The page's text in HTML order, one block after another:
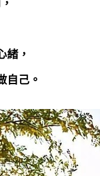
緒，
自己。